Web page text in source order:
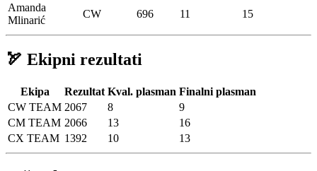
Amanda
Mlinarić
CW 696 11 15
🏹 Ekipni rezultati
Ekipa Rezultat Kval. plasman Finalni plasman
CW TEAM 2067 8
9
CM TEAM 2066 13
16
CX TEAM 1392 10 13